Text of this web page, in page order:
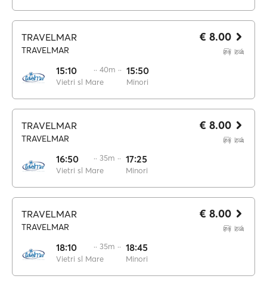
TRAVELMAR
TRAVELMAR
15:10
Vietri sl Mare
·· 40m ·· 15:50
Minori
€ 8.00
TRAVELMAR
TRAVELMAR
16:50
Vietri sl Mare
·· 35m ·· 17:25
Minori
€ 8.00
TRAVELMAR
TRAVELMAR
18:10
Vietri sl Mare
·· 35m ·· 18:45
Minori
€ 8.00